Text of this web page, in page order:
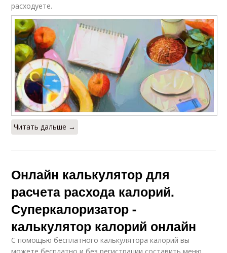
расходуете.
Читать дальше →
Онлайн калькулятор для
расчета расхода калорий.
Суперкалоризатор -
калькулятор калорий онлайн
С помощью бесплатного калькулятора калорий вы